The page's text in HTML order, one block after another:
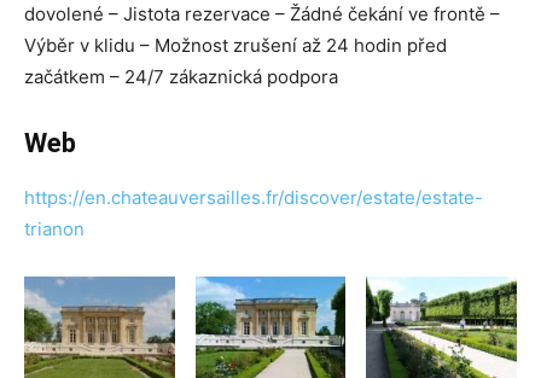
dovolené – Jistota rezervace – Žádné čekání ve frontě –
Výběr v klidu – Možnost zrušení až 24 hodin před
začátkem – 24/7 zákaznická podpora
Web
https://en.chateauversailles.fr/discover/estate/estate-
trianon